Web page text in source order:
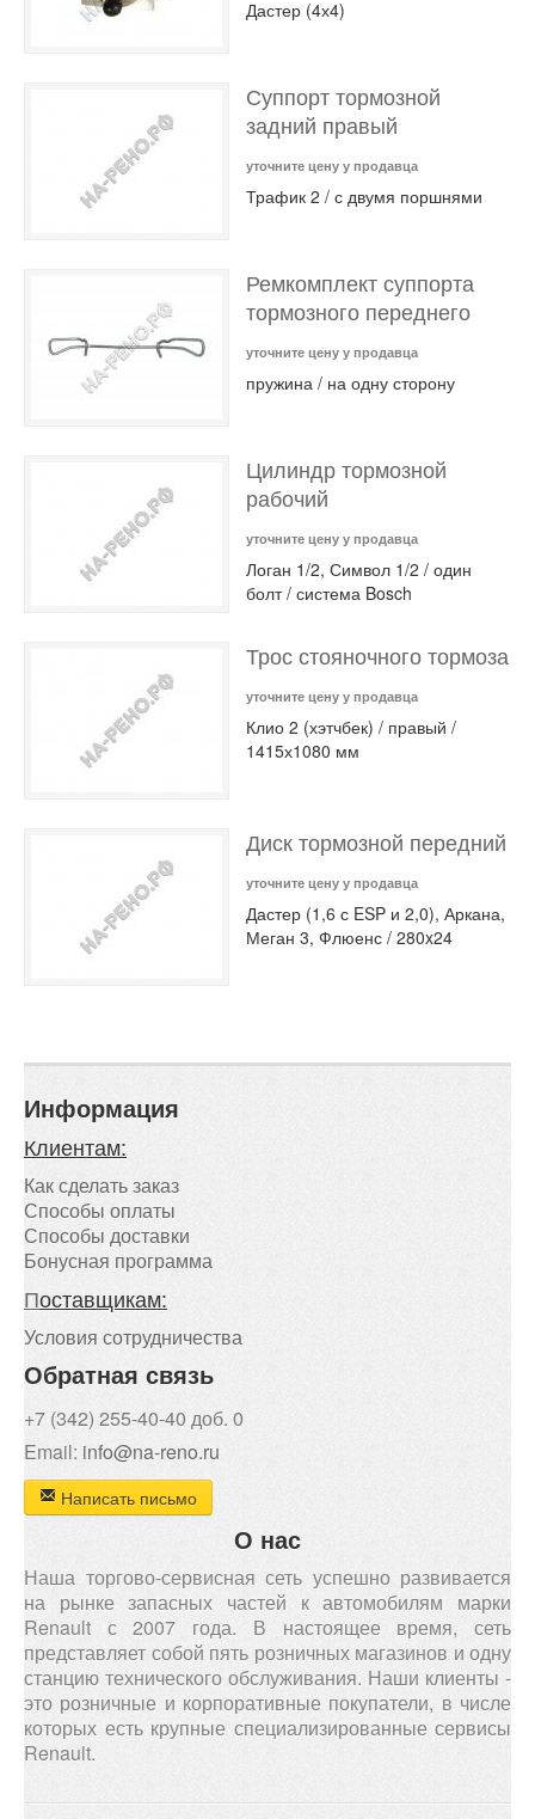
Дастер (4х4)
Суппорт тормозной
задний правый
уточните цену у продавца
Трафик 2 / с двумя поршнями
Ремкомплект суппорта
тормозного переднего
уточните цену у продавца
пружина / на одну сторону
Цилиндр тормозной
рабочий
уточните цену у продавца
Логан 1/2, Символ 1/2 / один
болт / система Bosch
Трос стояночного тормоза
уточните цену у продавца
Клио 2 (хэтчбек) / правый /
1415х1080 мм
Диск тормозной передний
уточните цену у продавца
Дастер (1,6 с ESP и 2,0), Аркана,
Меган 3, Флюенс / 280x24
Информация
Клиентам:
Как сделать заказ
Способы оплаты
Способы доставки
Бонусная программа
Поставщикам:
Условия сотрудничества
Обратная связь
+7 (342) 255-40-40 доб. 0
Email: info@na-reno.ru
Написать письмо
О нас
Наша торгово-сервисная сеть успешно развивается
на рынке запасных частей к автомобилям марки
Renault с 2007 года. В настоящее время, сеть
представляет собой пять розничных магазинов и одну
станцию технического обслуживания. Наши клиенты -
это розничные и корпоративные покупатели, в числе
которых есть крупные специализированные сервисы
Renault.